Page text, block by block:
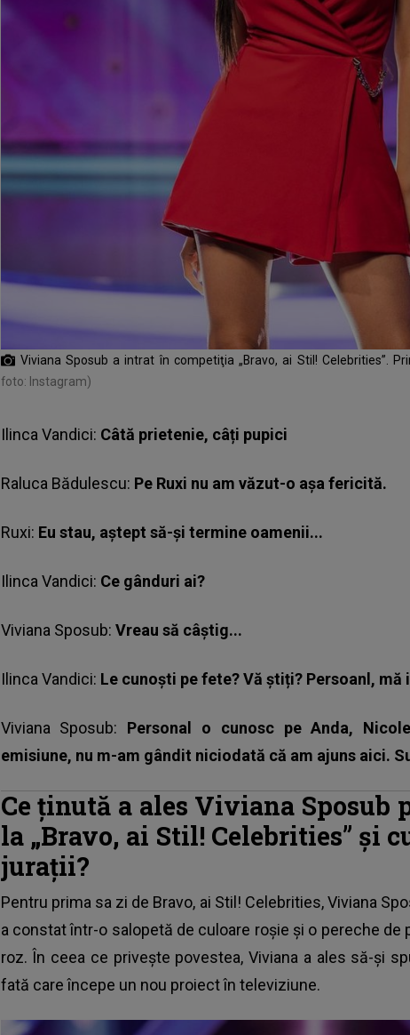
Viviana Sposub a intrat în competiţia „Bravo, ai Stil! Celebrities”.
foto: Instagram)
Ilinca Vandici: Câtă prietenie, câți pupici
Raluca Bădulescu: Pe Ruxi nu am văzut-o așa fericită.
Ruxi: Eu stau, aștept să-și termine oamenii...
Ilinca Vandici: Ce gânduri ai?
Viviana Sposub: Vreau să câștig...
Ilinca Vandici: Le cunoști pe fete? Vă știți? Persoanl, mă
Viviana Sposub: Personal o cunosc pe Anda,
emisiune, nu m-am gândit niciodată că am ajuns aici.
Ce ținută a ales Viviana Sposub
la „Bravo, ai Stil! Celebrities” și
jurații?
Pentru prima sa zi de Bravo, ai Stil! Celebrities, Viviana
a constat într-o salopetă de culoare roșie și o pereche
roz. În ceea ce privește povestea, Viviana a ales să-și
fată care începe un nou proiect în televiziune.